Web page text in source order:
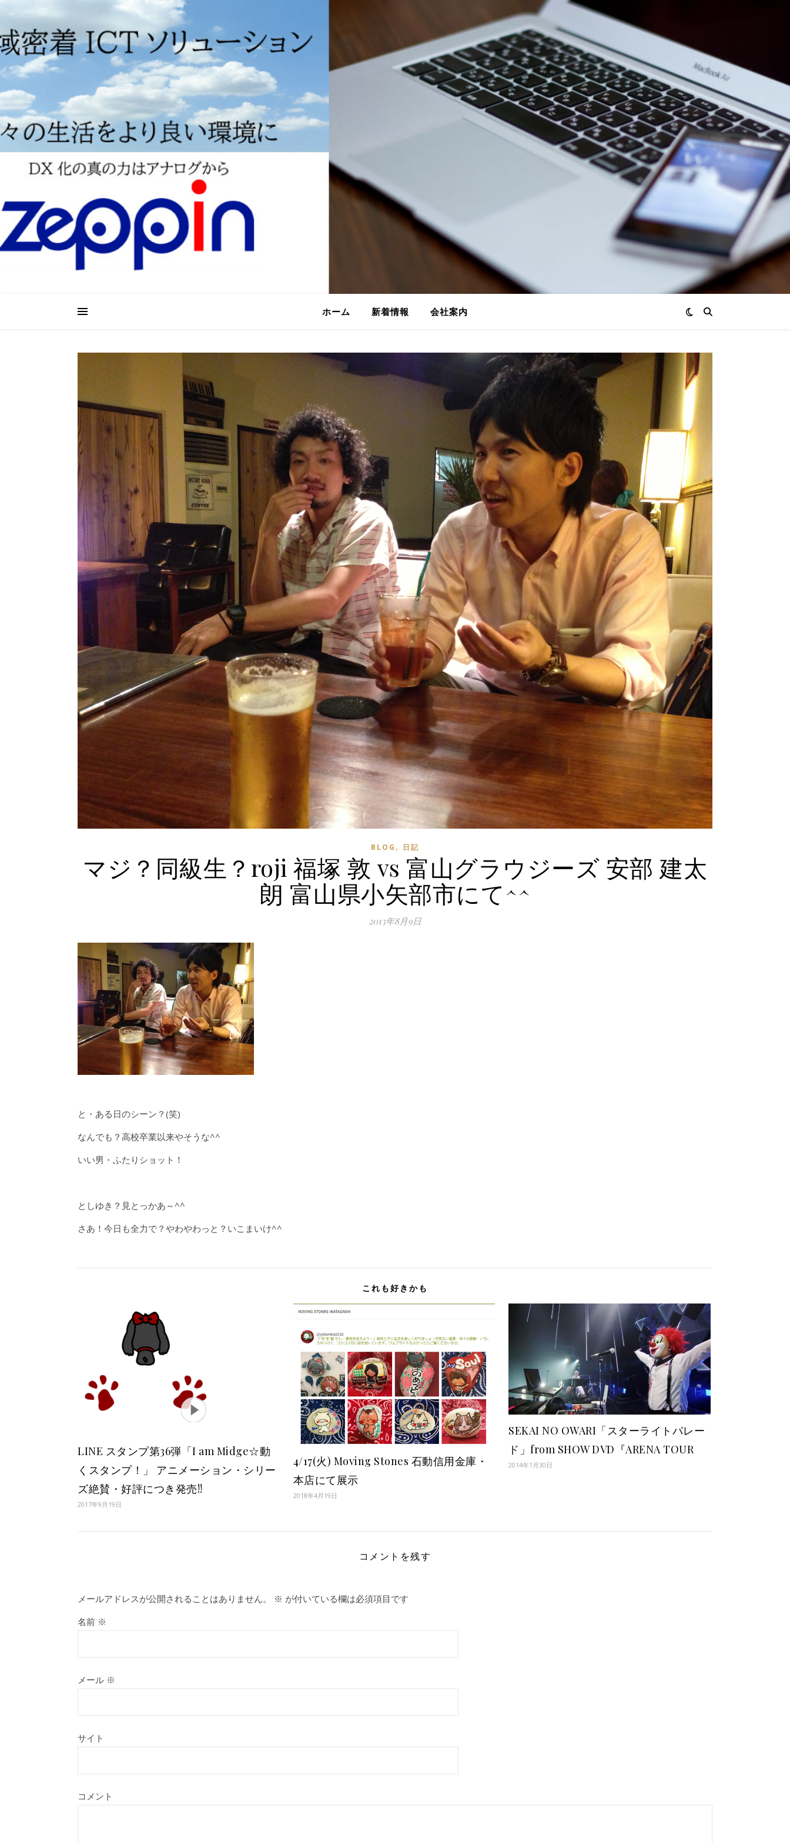
ホーム 新着情報 会社案内
BLOG , 日記
マジ？同級生？roji 福塚 敦 vs 富山グラウジーズ 安部 建太
朗 富山県小矢部市にて^^
2013年8月9日
と・ある日のシーン？(笑)
なんでも？高校卒業以来やそうな^^
いい男・ふたりショット！
としゆき？見とっかあ～^^
さあ！今日も全力で？やわやわっと？いこまいけ^^
これも好きかも
LINE スタンプ第36弾「I am Midge☆動
くスタンプ！」 アニメーション・シリー
ズ絶賛・好評につき発売!!
2017年9月19日
4/17(火) Moving Stones 石動信用金庫・
本店にて展示
2018年4月19日
SEKAI NO OWARI「スターライトパレー
ド」from SHOW DVD『ARENA TOUR
2014年1月30日
コメントを残す
メールアドレスが公開されることはありません。 ※ が付いている欄は必須項目です
名前 ※
メール ※
サイト
コメント